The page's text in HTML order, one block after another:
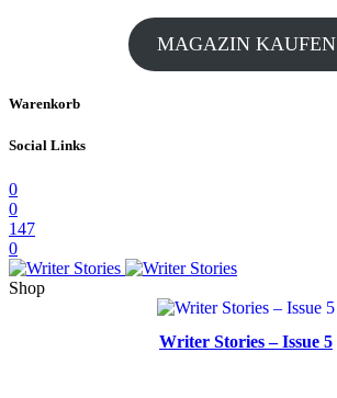
MAGAZIN KAUFEN
Warenkorb
Social Links
0
0
147
0
Shop
Writer Stories – Issue 5